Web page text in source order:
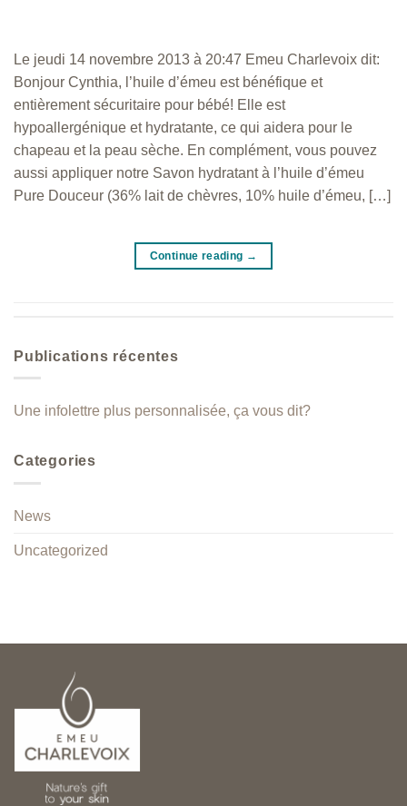
Le jeudi 14 novembre 2013 à 20:47 Emeu Charlevoix dit:
Bonjour Cynthia, l’huile d’émeu est bénéfique et
entièrement sécuritaire pour bébé! Elle est
hypoallergénique et hydratante, ce qui aidera pour le
chapeau et la peau sèche. En complément, vous pouvez
aussi appliquer notre Savon hydratant à l’huile d’émeu
Pure Douceur (36% lait de chèvres, 10% huile d’émeu, […]
Continue reading →
Publications récentes
Une infolettre plus personnalisée, ça vous dit?
Categories
News
Uncategorized